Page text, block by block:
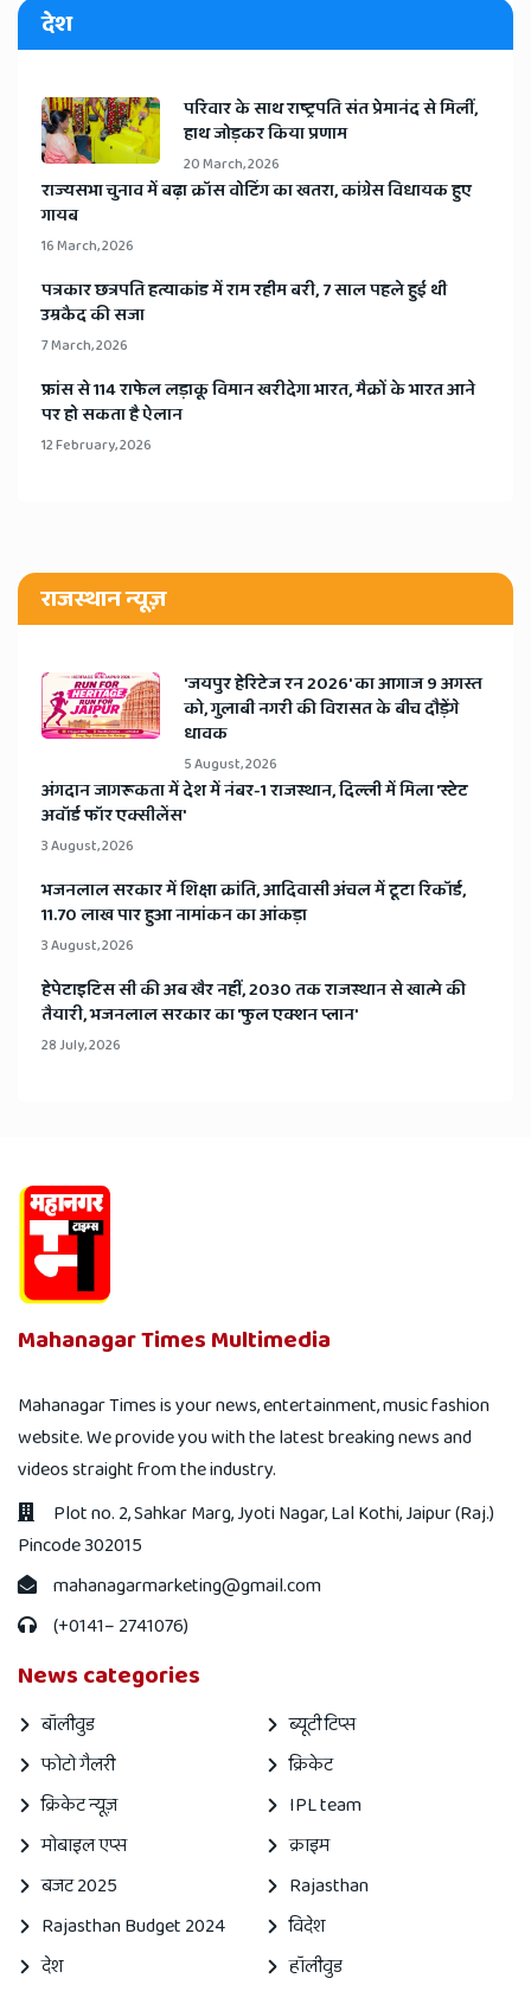
देश
​परिवार के साथ राष्ट्रपति संत प्रेमानंद से मिलीं,
हाथ जोड़कर किया प्रणाम
20 March, 2026
​राज्यसभा चुनाव में बढ़ा क्रॉस वोटिंग का खतरा, कांग्रेस विधायक हुए
गायब
16 March, 2026
​पत्रकार छत्रपति हत्याकांड में राम रहीम बरी, 7 साल पहले हुई थी
उम्रकैद की सजा
7 March, 2026
​फ्रांस से 114 राफेल लड़ाकू विमान खरीदेगा भारत, मैक्रों के भारत आने
पर हो सकता है ऐलान
12 February, 2026
राजस्थान न्यूज़
​'जयपुर हेरिटेज रन 2026' का आगाज 9 अगस्त
को, गुलाबी नगरी की विरासत के बीच दौड़ेंगे
धावक
5 August, 2026
अंगदान जागरूकता में देश में नंबर-1 राजस्थान, दिल्ली में मिला 'स्टेट
अवॉर्ड फॉर एक्सीलेंस'
3 August, 2026
भजनलाल सरकार में शिक्षा क्रांति, आदिवासी अंचल में टूटा रिकॉर्ड,
11.70 लाख पार हुआ नामांकन का आंकड़ा
3 August, 2026
हेपेटाइटिस सी की अब खैर नहीं, 2030 तक राजस्थान से खात्मे की
तैयारी, भजनलाल सरकार का 'फुल एक्शन प्लान'
28 July, 2026
Mahanagar Times Multimedia
Mahanagar Times is your news, entertainment, music fashion
website. We provide you with the latest breaking news and
videos straight from the industry.
Plot no. 2, Sahkar Marg, Jyoti Nagar, Lal Kothi, Jaipur (Raj.)
Pincode 302015
mahanagarmarketing@gmail.com
(+0141– 2741076)
News categories
बॉलीवुड
ब्यूटी टिप्स
फोटो गैलरी
क्रिकेट
क्रिकेट न्यूज़
IPL team
मोबाइल एप्स
क्राइम
बजट 2025
Rajasthan
Rajasthan Budget 2024
विदेश
देश
हॉलीवुड